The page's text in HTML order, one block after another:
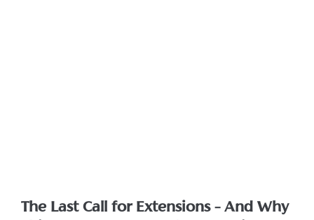
The Last Call for Extensions – And Why